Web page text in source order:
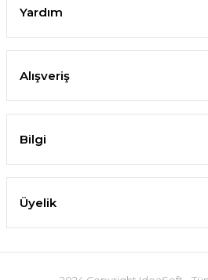
Yardım
Alışveriş
Bilgi
Üyelik